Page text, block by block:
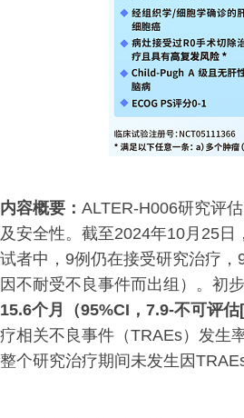
内容概要： ALTER-H006研究评
及安全性。截至2024年10月25
试者中，9例仍在接受研究治疗
因不耐受不良事件而出组）。初
15.6个月（95%CI，7.9-不可评
疗相关不良事件（TRAEs）发生
整个研究治疗期间未发生因